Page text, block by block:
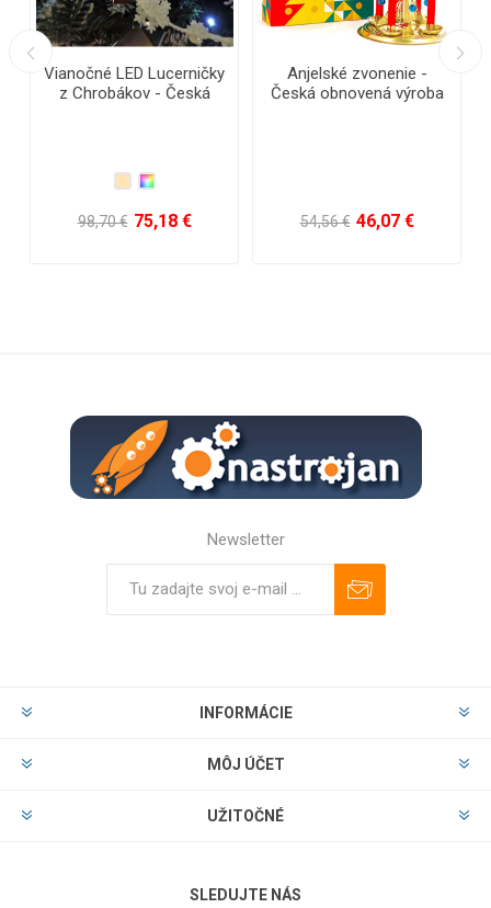
Lucerničky
- Česká
Anjelské zvonenie -
Česká obnovená výroba
54,56 €
Retro súprava
vianočné
57,96 €
Newsletter
INFORMÁCIE
MÔJ ÚČET
UŽITOČNÉ
SLEDUJTE NÁS